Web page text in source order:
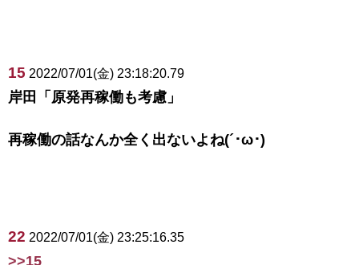
15 2022/07/01(金) 23:18:20.79
岸田「原発再稼働も考慮」
再稼働の話なんか全く出ないよね(´･ω･)
22 2022/07/01(金) 23:25:16.35
>>15